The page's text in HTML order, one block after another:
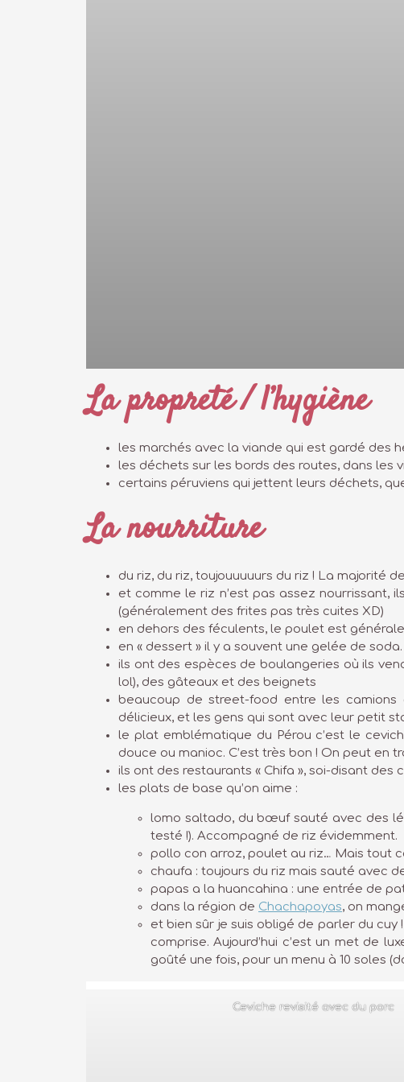
La propreté / l’hygiène
les marchés avec la viande qui est gardé des
les déchets sur les bords des routes, dans les
certains péruviens qui jettent leurs déchets,
La nourriture
du riz, du riz, toujouuuuurs du riz ! La majorité
et comme le riz n’est pas assez nourrissant,
(généralement des frites pas très cuites XD)
en dehors des féculents, le poulet est
en « dessert » il y a souvent une gelée de
ils ont des espèces de boulangeries où ils
lol), des gâteaux et des beignets
beaucoup de street-food entre les
délicieux, et les gens qui sont avec leur petit
le plat emblématique du Pérou c’est le
douce ou manioc. C’est très bon ! On peut en
ils ont des restaurants « Chifa », soi-disant des
les plats de base qu’on aime :
lomo saltado, du bœuf sauté avec des
testé !). Accompagné de riz évidemment.
pollo con arroz, poulet au riz… Mais tout
chaufa : toujours du riz mais sauté avec
papas a la huancahina : une entrée de
dans la région de Chachapoyas, on
et bien sûr je suis obligé de parler du cuy
comprise. Aujourd’hui c’est un met de
goûté une fois, pour un menu à 10 soles
Ceviche revisité avec du porc